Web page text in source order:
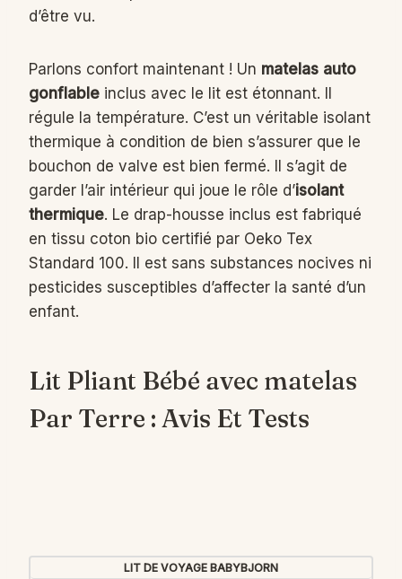
d’être vu.
Parlons confort maintenant ! Un matelas auto
gonflable inclus avec le lit est étonnant. Il
régule la température. C’est un véritable isolant
thermique à condition de bien s’assurer que le
bouchon de valve est bien fermé. Il s’agit de
garder l’air intérieur qui joue le rôle d’isolant
thermique. Le drap-housse inclus est fabriqué
en tissu coton bio certifié par Oeko Tex
Standard 100. Il est sans substances nocives ni
pesticides susceptibles d’affecter la santé d’un
enfant.
Lit Pliant Bébé avec matelas
Par Terre : Avis Et Tests
LIT DE VOYAGE BABYBJORN